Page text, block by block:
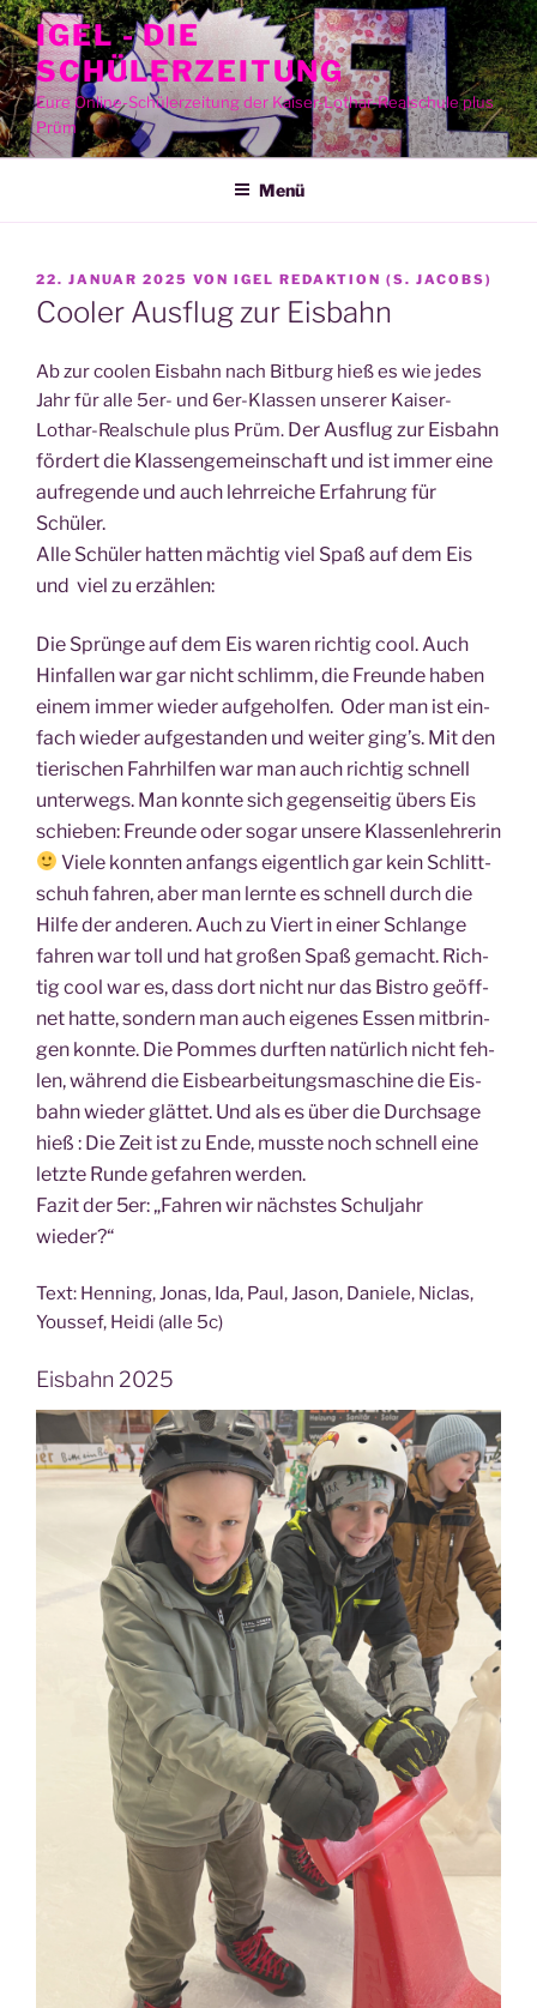
Zum
Inhalt
springen
IGEL - DIE
SCHÜLERZEITUNG
Eure Online-Schülerzeitung der Kaiser-Lothar-Realschule plus
Prüm
Menü
VERÖFFENTLICHT
AM
22. JANUAR 2025 VON IGEL REDAKTION (S. JACOBS)
Cooler Ausflug zur Eisbahn
Ab zur coo­len Eis­bahn nach Bit­burg hieß es wie jedes
Jahr für alle 5er- und 6er-Klas­sen unse­rer Kai­ser-
Lothar-Real­schu­le plus Prüm. Der Aus­flug zur Eis­bahn
för­dert die Klas­sen­ge­mein­schaft und ist immer eine
auf­re­gen­de und auch lehr­rei­che Erfah­rung für
Schüler.
Alle Schü­ler hat­ten mäch­tig viel Spaß auf dem Eis
und viel zu erzählen:
Die Sprün­ge auf dem Eis waren rich­tig cool. Auch
Hin­fal­len war gar nicht schlimm, die Freun­de haben
einem immer wie­der auf­ge­hol­fen. Oder man ist ein­
fach wie­der auf­ge­stan­den und wei­ter ging’s. Mit den
tie­ri­schen Fahr­hil­fen war man auch rich­tig schnell
unter­wegs. Man konn­te sich gegen­sei­tig übers Eis
schie­ben: Freun­de oder sogar unse­re Klas­sen­leh­re­rin
Vie­le konn­ten anfangs eigent­lich gar kein Schlitt­
schuh fah­ren, aber man lern­te es schnell durch die
Hil­fe der ande­ren. Auch zu Viert in einer Schlan­ge
fah­ren war toll und hat gro­ßen Spaß gemacht. Rich­
tig cool war es, dass dort nicht nur das Bis­tro geöff­
net hat­te, son­dern man auch eige­nes Essen mit­brin­
gen konn­te. Die Pom­mes durf­ten natür­lich nicht feh­
len, wäh­rend die Eis­be­ar­bei­tungs­ma­schi­ne die Eis­
bahn wie­der glät­tet. Und als es über die Durch­sa­ge
hieß : Die Zeit ist zu Ende, muss­te noch schnell eine
letz­te Run­de gefah­ren werden.
Fazit der 5er: „Fah­ren wir nächs­tes Schul­jahr
wieder?“
Text: Hen­ning, Jonas, Ida, Paul, Jason, Danie­le, Nic­las,
Yous­sef, Hei­di (alle 5c)
Eisbahn 2025